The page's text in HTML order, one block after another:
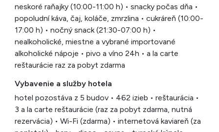
neskoré raňajky (10:00-11:00 h) • snacky počas dňa •
popoludní káva, čaj, koláče, zmrzlina • cukráreň (10:00-
17:00 h) • nočný snack (21:30-07:00 h) •
nealkoholické, miestne a vybrané importované
alkoholické nápoje • pivo a víno 24h • a la carte
reštaurácie raz za pobyt zdarma
Vybavenie a služby hotela
hotel pozostáva z 5 budov • 462 izieb • reštaurácia •
3 a la carte reštaurácie (raz za pobyt zdarma, nutná
rezervácia) • Wi-Fi (zdarma) • internetová kaviareň (za